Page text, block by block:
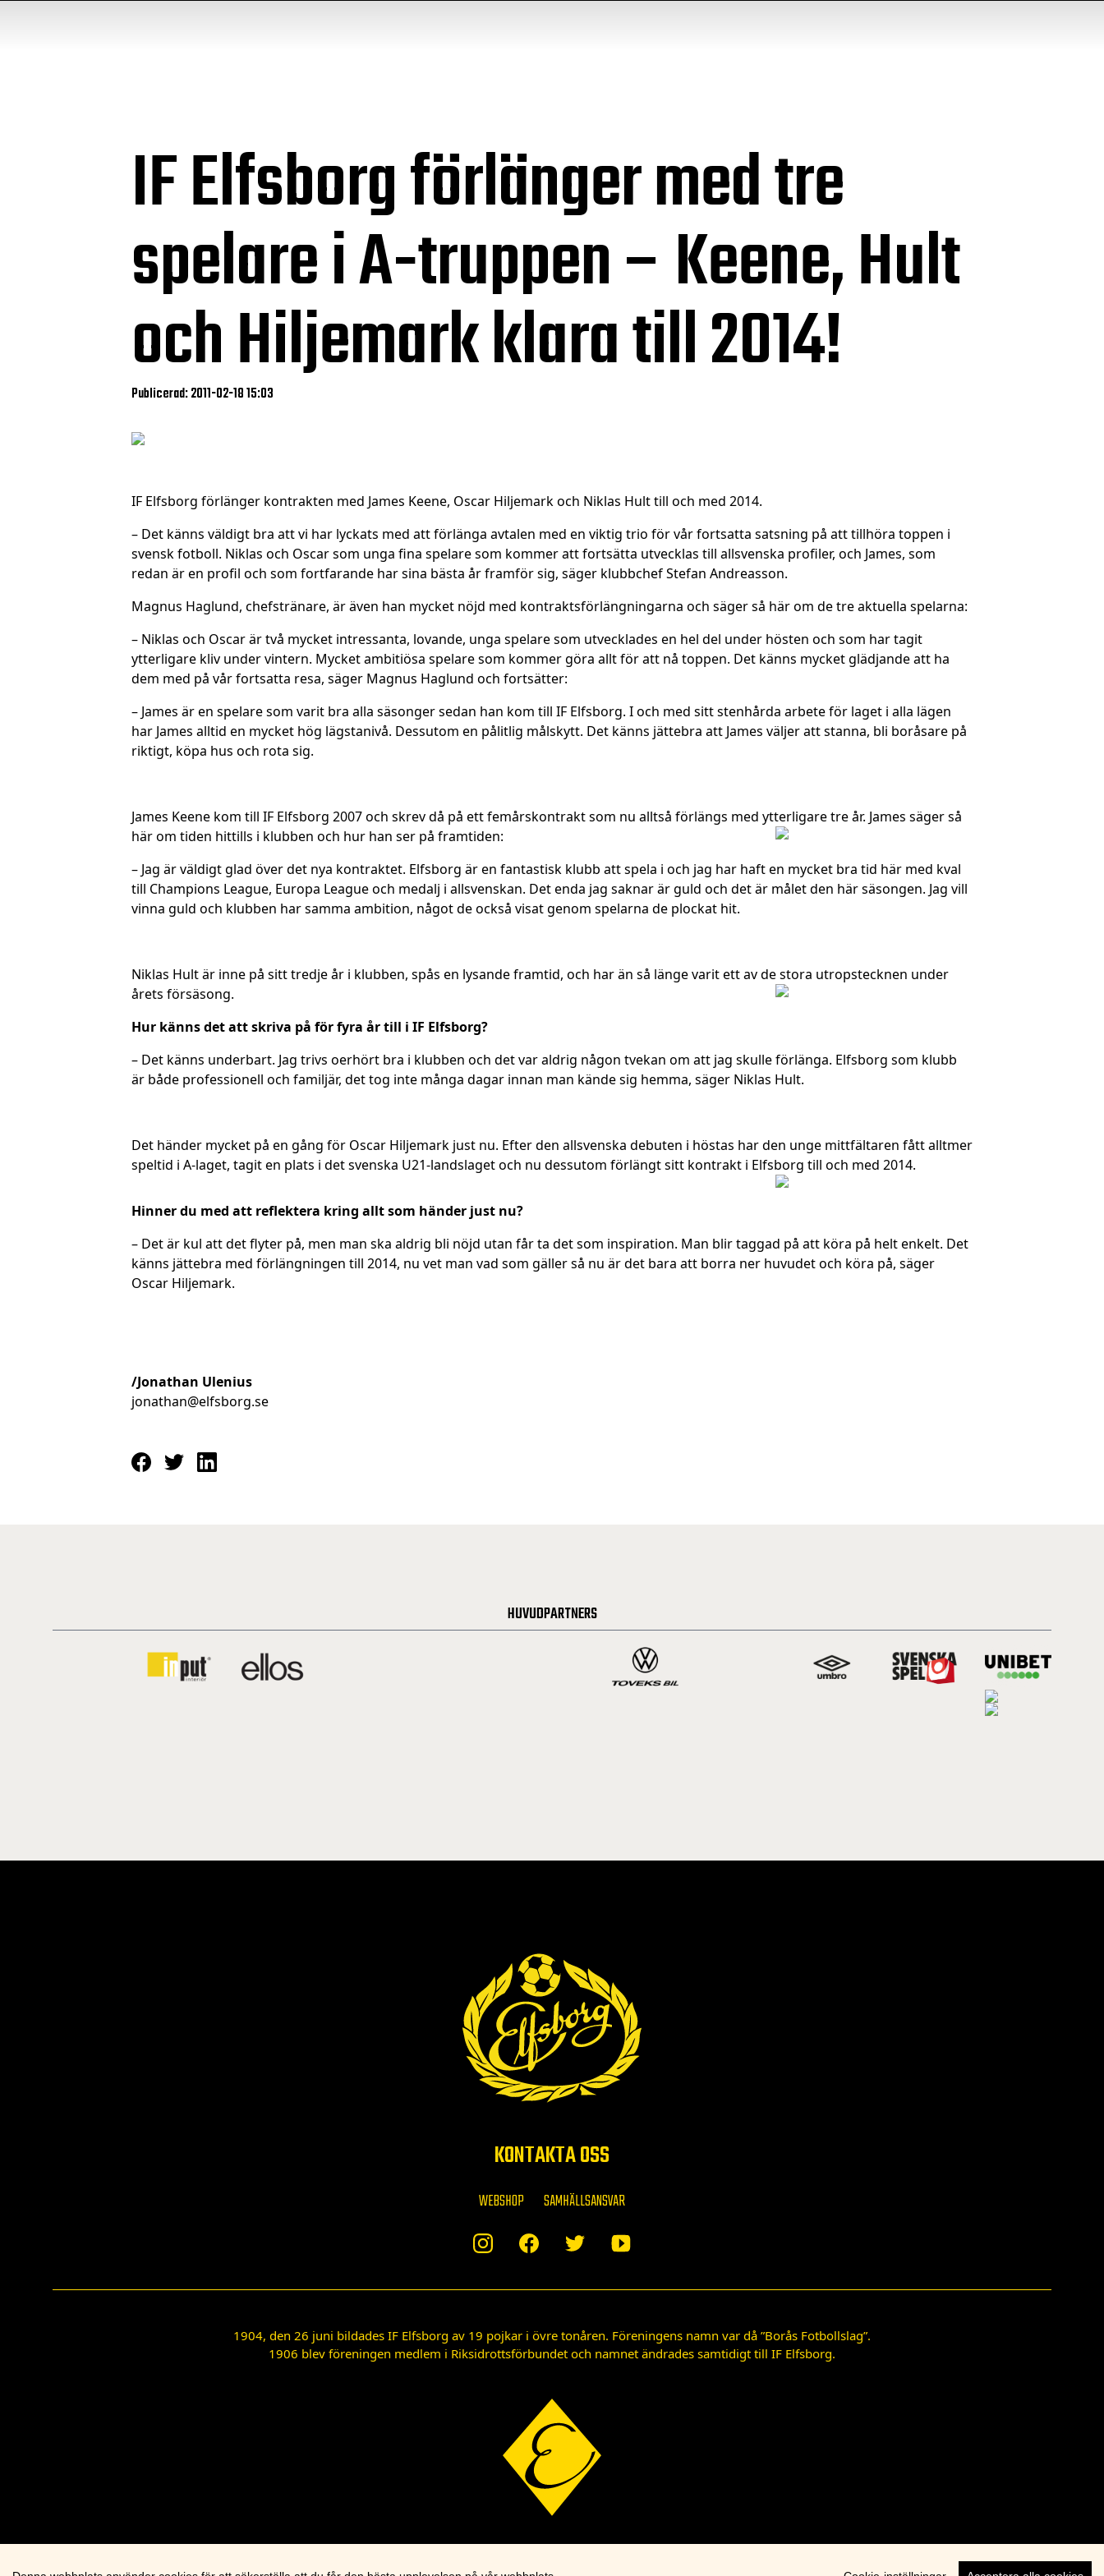
IF Elfsborg förlänger med tre
spelare i A-truppen – Keene, Hult
och Hiljemark klara till 2014!
Publicerad: 2011-02-18 15:03
IF Elfsborg förlänger kontrakten med James Keene, Oscar Hiljemark och Niklas Hult till och med 2014.
– Det känns väldigt bra att vi har lyckats med att förlänga avtalen med en viktig trio för vår fortsatta satsning på att tillhöra toppen i
svensk fotboll. Niklas och Oscar som unga fina spelare som kommer att fortsätta utvecklas till allsvenska profiler, och James, som
redan är en profil och som fortfarande har sina bästa år framför sig, säger klubbchef Stefan Andreasson.
Magnus Haglund, chefstränare, är även han mycket nöjd med kontraktsförlängningarna och säger så här om de tre aktuella spelarna:
– Niklas och Oscar är två mycket intressanta, lovande, unga spelare som utvecklades en hel del under hösten och som har tagit
ytterligare kliv under vintern. Mycket ambitiösa spelare som kommer göra allt för att nå toppen. Det känns mycket glädjande att ha
dem med på vår fortsatta resa, säger Magnus Haglund och fortsätter:
– James är en spelare som varit bra alla säsonger sedan han kom till IF Elfsborg. I och med sitt stenhårda arbete för laget i alla lägen
har James alltid en mycket hög lägstanivå. Dessutom en pålitlig målskytt. Det känns jättebra att James väljer att stanna, bli boråsare på
riktigt, köpa hus och rota sig.
James Keene kom till IF Elfsborg 2007 och skrev då på ett femårskontrakt som nu alltså förlängs med ytterligare tre år. James säger så
här om tiden hittills i klubben och hur han ser på framtiden:
– Jag är väldigt glad över det nya kontraktet. Elfsborg är en fantastisk klubb att spela i och jag har haft en mycket bra tid här med kval
till Champions League, Europa League och medalj i allsvenskan. Det enda jag saknar är guld och det är målet den här säsongen. Jag vill
vinna guld och klubben har samma ambition, något de också visat genom spelarna de plockat hit.
Niklas Hult är inne på sitt tredje år i klubben, spås en lysande framtid, och har än så länge varit ett av de stora utropstecknen under
årets försäsong.
Hur känns det att skriva på för fyra år till i IF Elfsborg?
– Det känns underbart. Jag trivs oerhört bra i klubben och det var aldrig någon tvekan om att jag skulle förlänga. Elfsborg som klubb
är både professionell och familjär, det tog inte många dagar innan man kände sig hemma, säger Niklas Hult.
Det händer mycket på en gång för Oscar Hiljemark just nu. Efter den allsvenska debuten i höstas har den unge mittfältaren fått alltmer
speltid i A-laget, tagit en plats i det svenska U21-landslaget och nu dessutom förlängt sitt kontrakt i Elfsborg till och med 2014.
Hinner du med att reflektera kring allt som händer just nu?
– Det är kul att det flyter på, men man ska aldrig bli nöjd utan får ta det som inspiration. Man blir taggad på att köra på helt enkelt. Det
känns jättebra med förlängningen till 2014, nu vet man vad som gäller så nu är det bara att borra ner huvudet och köra på, säger
Oscar Hiljemark.
/Jonathan Ulenius
jonathan@elfsborg.se
HUVUDPARTNERS
KONTAKTA OSS
WEBSHOP SAMHÄLLSANSVAR
1904, den 26 juni bildades IF Elfsborg av 19 pojkar i övre tonåren. Föreningens namn var då ”Borås Fotbollslag”.
1906 blev föreningen medlem i Riksidrottsförbundet och namnet ändrades samtidigt till IF Elfsborg.